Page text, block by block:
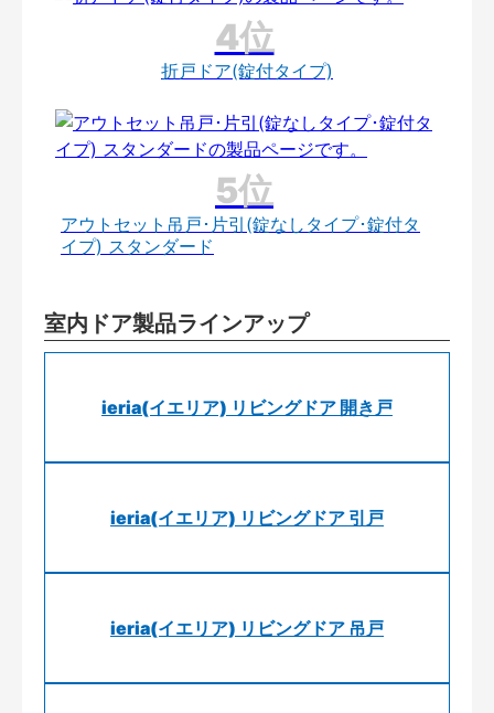
折戸ドア(錠付タイプ)
アウトセット吊戸･片引(錠なしタイプ･錠付タ
イプ) スタンダード
室内ドア製品ラインアップ
ieria(イエリア) リビングドア 開き戸
ieria(イエリア) リビングドア 引戸
ieria(イエリア) リビングドア 吊戸